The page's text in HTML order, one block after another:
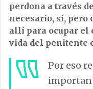
perdona a través
necesario, sí, pero
allí para ocupar el
vida del penitente
Por eso